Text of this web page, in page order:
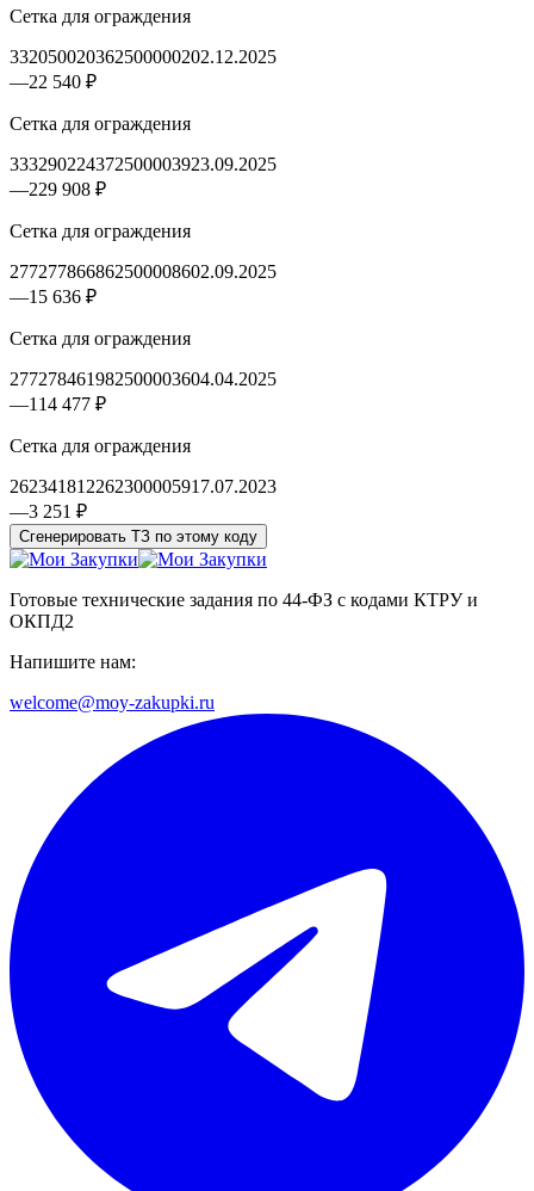
Сетка для ограждения
332050020362500000202.12.2025
—22 540 ₽
Сетка для ограждения
333290224372500003923.09.2025
—229 908 ₽
Сетка для ограждения
277277866862500008602.09.2025
—15 636 ₽
Сетка для ограждения
277278461982500003604.04.2025
—114 477 ₽
Сетка для ограждения
262341812262300005917.07.2023
—3 251 ₽
Сгенерировать ТЗ по этому коду
Готовые технические задания по 44-ФЗ с кодами КТРУ и
ОКПД2
Напишите нам:
welcome@moy-zakupki.ru